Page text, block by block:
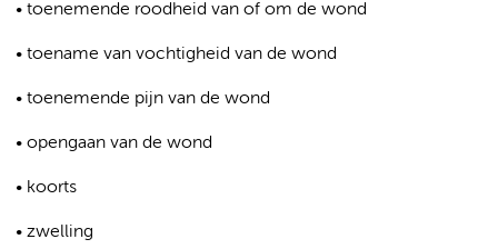
• toenemende roodheid van of om de wond
• toename van vochtigheid van de wond
• toenemende pijn van de wond
• opengaan van de wond
• koorts
• zwelling